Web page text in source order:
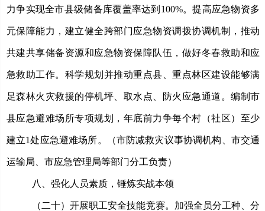
力争实现全市县级储备库覆盖率达到 100%。提高应急物资多
元保障能力， 建立健全跨部门应急物资调拨协调机制， 推动
共建共享储备资源和应急物资保障队伍，做好冬春救助和应
急救助工作。科学规划并推动重点县、重点林区建设能够满
足森林火灾救援的停机坪、取水点、防火应急通道。编制市
县应急避难场所专项规划，年底前力争每个村（社区）至少
建立1处应急避难场所。（市防减救灾议事协调机构、市交通
运输局、市应急管理局等部门分工负责）
八、强化人员素质，锤炼实战本领
（二十）开展职工安全技能竞赛。 加强全员分工种、分